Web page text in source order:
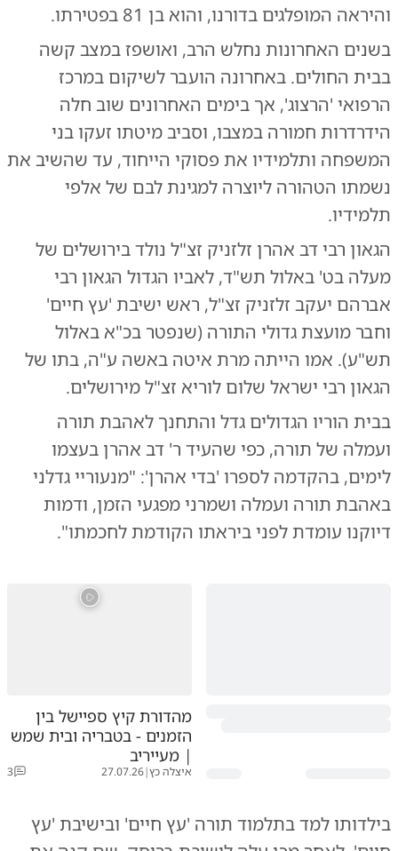
והיראה המופלגים בדורנו, והוא בן 81 בפטירתו.
בשנים האחרונות נחלש הרב, ואושפז במצב קשה
בבית החולים. באחרונה הועבר לשיקום במרכז
הרפואי 'הרצוג', אך בימים האחרונים שוב חלה
הידרדרות חמורה במצבו, וסביב מיטתו זעקו בני
המשפחה ותלמידיו את פסוקי הייחוד, עד שהשיב את
נשמתו הטהורה ליוצרה למגינת לבם של אלפי
תלמידיו.
הגאון רבי דב אהרן זלזניק זצ"ל נולד בירושלים של
מעלה בט' באלול תש"ד, לאביו הגדול הגאון רבי
אברהם יעקב זלזניק זצ"ל, ראש ישיבת 'עץ חיים'
וחבר מועצת גדולי התורה (שנפטר בכ"א באלול
תש"ע). אמו הייתה מרת איטה באשה ע"ה, בתו של
הגאון רבי ישראל שלום לוריא זצ"ל מירושלים.
בבית הוריו הגדולים גדל והתחנך לאהבת תורה
ועמלה של תורה, כפי שהעיד ר' דב אהרן בעצמו
לימים, בהקדמה לספרו 'בדי אהרן': "מנעוריי גדלני
באהבת תורה ועמלה ושמרני מפגעי הזמן, ודמות
דיוקנו עומדת לפני ביראתו הקודמת לחכמתו".
מהדורת קיץ ספיישל בין
הזמנים - בטבריה ובית שמש
| מעייריב
איצלה כץ|
27.07.26
3
בילדותו למד בתלמוד תורה 'עץ חיים' ובישיבת 'עץ